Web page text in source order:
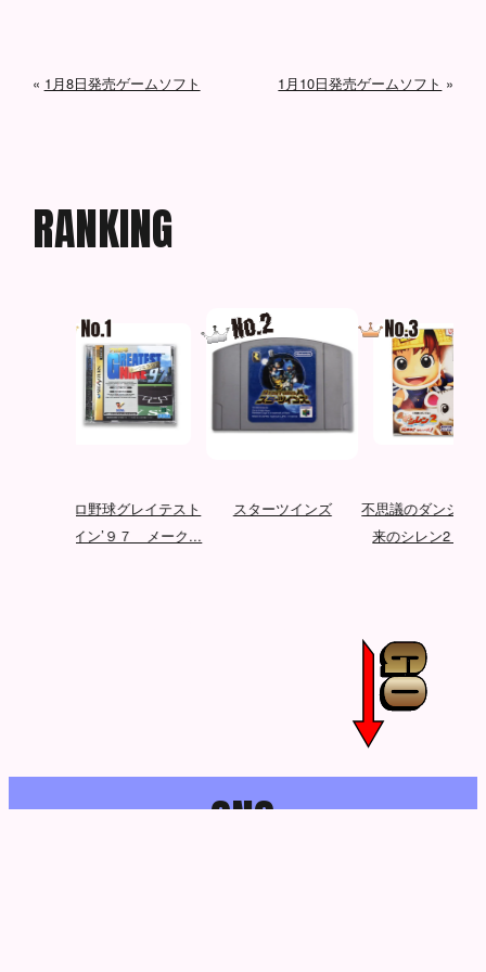
« 1月8日発売ゲームソフト 1月10日発売ゲームソフト »
RANKING
プロ野球グレイテスト
ナイン’９７ メーク...
スターツインズ
不思議のダンジョン
来のシレン2 鬼襲...
SNS